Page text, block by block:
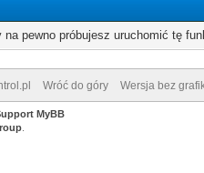
pewno próbujesz uruchomić tę
Wróć do góry Wersja bez
MyBB